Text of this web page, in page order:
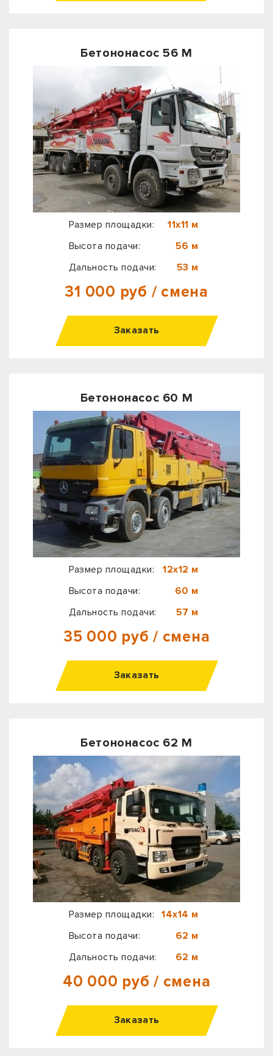
Бетононасос 56 М
Размер площадки:
11х11 м
Высота подачи:
56 м
Дальность подачи:
53 м
31 000 руб / смена
Заказать
Бетононасос 60 М
Размер площадки:
12х12 м
Высота подачи:
60 м
Дальность подачи:
57 м
35 000 руб / смена
Заказать
Бетононасос 62 М
Размер площадки:
14х14 м
Высота подачи:
62 м
Дальность подачи:
62 м
40 000 руб / смена
Заказать